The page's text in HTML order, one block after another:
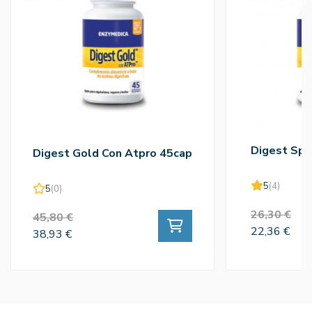
Digest Gold Con Atpro 45cap
5(0)
45,80 €
38,93 €
Digest
5(4)
26,30 €
22,36 €